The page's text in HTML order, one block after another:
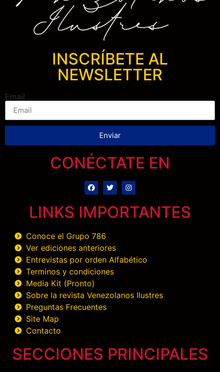
INSCRÍBETE AL
NEWSLETTER
Email
Enviar
CONÉCTATE EN
LINKS IMPORTANTES
Conoce el Grupo 786
Ver ediciones anteriores
Entrevistas por orden Alfabético
Terminos y condiciones
Media Kit (Pronto)
Sobre la revista Venezolanos Ilustres
Preguntas Frecuentes
Site Map
Contacto
SECCIONES PRINCIPALES